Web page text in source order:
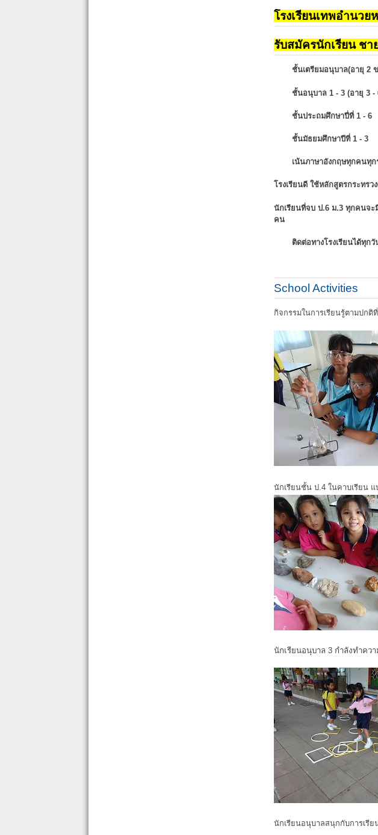
โรงเรียนเทพอำนวย
รับสมัครนักเรียน ชา
ชั้นเตรียมอนุบาล(อายุ 2
ชั้นอนุบาล 1 - 3 (อายุ 3 -
ชั้นประถมศึกษาปี่ที่ 1 - 6
ชั้นมัธยมศึกษาปีที่ 1 - 3
เน้นภาษาอังกฤษทุกคนทุ
โรงเรียนดี ใช้หลักสูตรกระทรว
นักเรียนที่จบ ป.6 ม.3 ทุกคนจะ
คน
ติดต่อทางโรงเรียนได้ทุก
School Activities
กิจกรรมในการเรียนรู้ตามปกติ
นักเรียนชั้น ป.4 ในคาบเรียน
นักเรียนอนุบาล 3 กำลังทำคว
นักเรียนอนุบาลสนุกกับการเรี